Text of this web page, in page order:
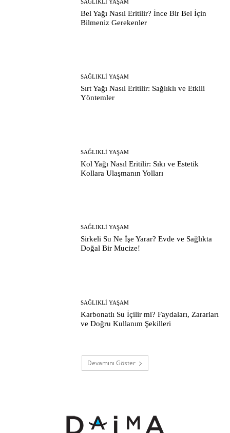
SAĞLIKLI YAŞAM
Bel Yağı Nasıl Eritilir? İnce Bir Bel İçin
Bilmeniz Gerekenler
SAĞLIKLI YAŞAM
Sırt Yağı Nasıl Eritilir: Sağlıklı ve Etkili
Yöntemler
SAĞLIKLI YAŞAM
Kol Yağı Nasıl Eritilir: Sıkı ve Estetik
Kollara Ulaşmanın Yolları
SAĞLIKLI YAŞAM
Sirkeli Su Ne İşe Yarar? Evde ve Sağlıkta
Doğal Bir Mucize!
SAĞLIKLI YAŞAM
Karbonatlı Su İçilir mi? Faydaları, Zararları
ve Doğru Kullanım Şekilleri
Devamını Göster